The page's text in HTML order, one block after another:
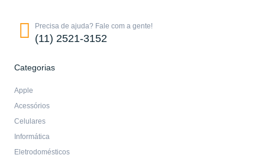
Precisa de ajuda? Fale com a gente!
(11) 2521-3152
Categorias
Apple
Acessórios
Celulares
Informática
Eletrodomésticos